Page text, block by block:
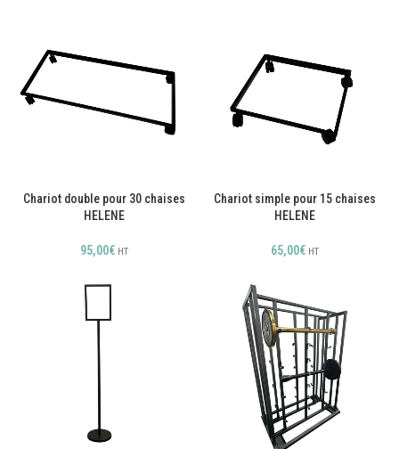
Chariot double pour 30 chaises
HELENE
95,00€ HT
Chariot simple pour 15 chaises
HELENE
65,00€ HT